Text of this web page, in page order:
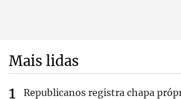
Mais lidas
Republicanos registra chapa